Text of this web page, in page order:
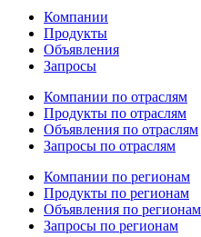
Компании
Продукты
Объявления
Запросы
Компании по отраслям
Продукты по отраслям
Объявления по отраслям
Запросы по отраслям
Компании по регионам
Продукты по регионам
Объявления по регионам
Запросы по регионам